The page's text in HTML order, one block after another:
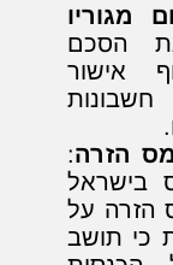
מגוריו
הסכם
אישור
הזרה:
בישראל
הזרה על
כי תושב